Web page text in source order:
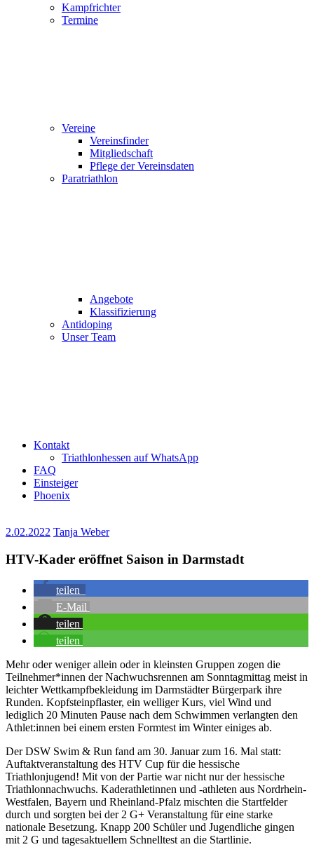
Kampfrichter
Termine
Vereine
Vereinsfinder
Mitgliedschaft
Pflege der Vereinsdaten
Paratriathlon
Angebote
Klassifizierung
Antidoping
Unser Team
Kontakt
Triathlonhessen auf WhatsApp
FAQ
Einsteiger
Phoenix
2.02.2022 Tanja Weber
HTV-Kader eröffnet Saison in Darmstadt
teilen
E-Mail
teilen
teilen
Mehr oder weniger allein oder in kleinsten Gruppen zogen die
Teilnehmer*innen der Nachwuchsrennen am Sonntagmittag meist in
leichter Wettkampfbekleidung im Darmstädter Bürgerpark ihre
Runden. Kopfsteinpflaster, ein welliger Kurs, viel Wind und
lediglich 20 Minuten Pause nach dem Schwimmen verlangten den
Athlet:innen bei einem ersten Formtest im Winter einiges ab.
Der DSW Swim & Run fand am 30. Januar zum 16. Mal statt:
Auftaktveranstaltung des HTV Cup für die hessische
Triathlonjugend! Mit von der Partie war nicht nur der hessische
Triathlonnachwuchs. Kaderathletinnen und -athleten aus Nordrhein-
Westfalen, Bayern und Rheinland-Pfalz mischten die Startfelder
durch und sorgten bei der 2 G+ Veranstaltung für eine starke
nationale Besetzung. Knapp 200 Schüler und Jugendliche gingen
mit 2 G und tagesaktuellem Schnelltest an die Startlinie.